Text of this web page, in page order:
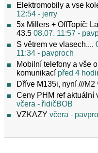
Elektromobily a vse
12:54 - jerry
5x Millers + OffTopíč:
43.5 08.07. 11:57 -
S větrem ve vlasech....
11:34 - pavproch
Mobilní telefony a vše
komunikací před 4
Dříve M135i, nyní ///M2
Ceny PHM ref aktuální
včera - řidičBOB
VZKAZY včera -